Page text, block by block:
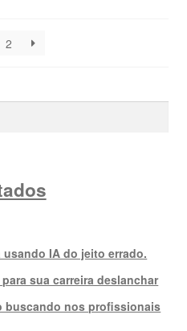
alto
2
IA do jeito errado.
para sua carreira deslanchar
buscando nos profissionais